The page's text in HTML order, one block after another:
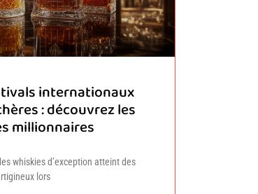
internationaux
: découvrez les
millionnaires
whiskies d’exception atteint des
lors